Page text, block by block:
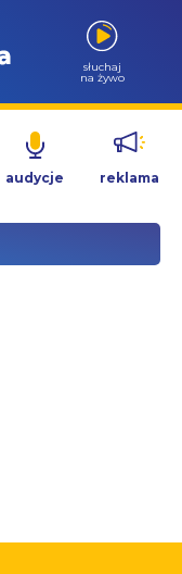
słuchaj
na żywo
audycje reklama